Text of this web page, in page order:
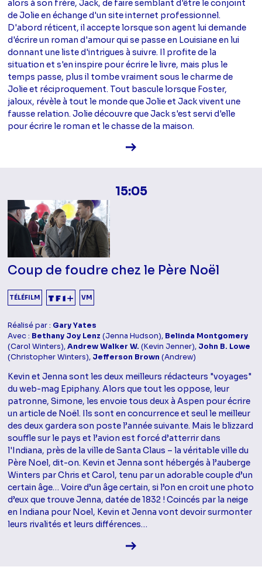
alors à son frère, Jack, de faire semblant d'être le conjoint
de Jolie en échange d'un site internet professionnel.
D'abord réticent, il accepte lorsque son agent lui demande
d'écrire un roman d'amour qui se passe en Louisiane en lui
donnant une liste d'intrigues à suivre. Il profite de la
situation et s'en inspire pour écrire le livre, mais plus le
temps passe, plus il tombe vraiment sous le charme de
Jolie et réciproquement. Tout bascule lorsque Foster,
jaloux, révèle à tout le monde que Jolie et Jack vivent une
fausse relation. Jolie découvre que Jack s'est servi d'elle
pour écrire le roman et le chasse de la maison.
Voir la fiche diffusion
15:05
Coup de foudre chez le Père Noël
TÉLÉFILM VM
Réalisé par : Gary Yates
Avec : Bethany Joy Lenz (Jenna Hudson), Belinda Montgomery
(Carol Winters),Andrew Walker W. (Kevin Jenner), John B. Lowe
(Christopher Winters), Jefferson Brown (Andrew)
Kevin et Jenna sont les deux meilleurs rédacteurs "voyages"
du web-mag Epiphany. Alors que tout les oppose, leur
patronne, Simone, les envoie tous deux à Aspen pour écrire
un article de Noël. Ils sont en concurrence et seul le meilleur
des deux gardera son poste l’année suivante. Mais le blizzard
souffle sur le pays et l’avion est forcé d’atterrir dans
l'Indiana, près de la ville de Santa Claus – la véritable ville du
Père Noel, dit-on. Kevin et Jenna sont hébergés à l’auberge
Winters par Chris et Carol, tenu par un adorable couple d’un
certain âge… Voire d’un âge certain, si l’on en croit une photo
d’eux que trouve Jenna, datée de 1832 ! Coincés par la neige
en Indiana pour Noel, Kevin et Jenna vont devoir surmonter
leurs rivalités et leurs différences…
Voir la fiche diffusion